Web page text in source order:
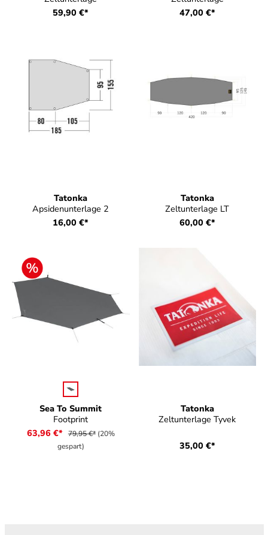
59,90 €*
47,00 €*
Tatonka
Apsidenunterlage 2
16,00 €*
Tatonka
Zeltunterlage LT
60,00 €*
Sea To Summit
Footprint
auswählen
63,96 €* 79,95 €* (20%
gespart)
Tatonka
Zeltunterlage Tyvek
35,00 €*